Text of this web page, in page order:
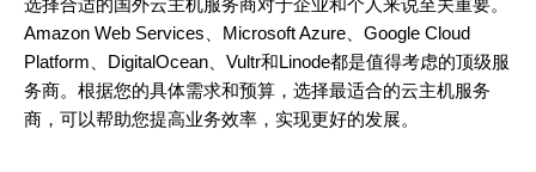
选择合适的国外云主机服务商对于企业和个人来说至关重要。
Amazon Web Services、Microsoft Azure、Google Cloud
Platform、DigitalOcean、Vultr和Linode都是值得考虑的顶级服
务商。根据您的具体需求和预算，选择最适合的云主机服务
商，可以帮助您提高业务效率，实现更好的发展。